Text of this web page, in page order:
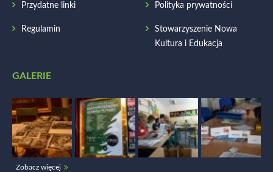
Przydatne linki Polityka prywatności
Regulamin
Stowarzyszenie Nowa
Kultura i Edukacja
GALERIE
Zobacz więcej